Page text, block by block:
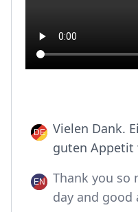
Vielen Dank.
guten Appetit
Thank you so
day and good